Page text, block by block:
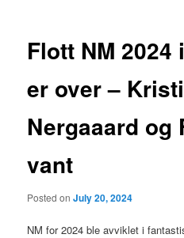
Flott NM
er over –
Nergaaard og
vant
Posted onJuly 20, 2024
NM for 2024 ble avviklet i